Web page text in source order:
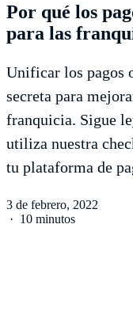
Por qué los
para las
Unificar los pagos
secreta para
franquicia. Sigue
utiliza nuestra
tu plataforma de
3 de febrero, 2022
· 10 minutos